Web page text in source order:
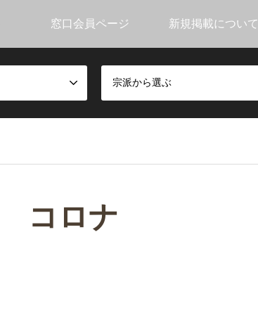
窓口会員ページ 新規掲載について
宗派から選ぶ
コロナ